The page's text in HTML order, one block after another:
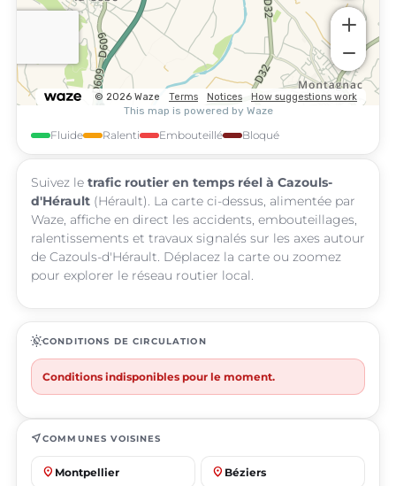
Fluide Ralenti Embouteillé Bloqué
Suivez le trafic routier en temps réel à Cazouls-
d'Hérault (Hérault). La carte ci-dessus, alimentée par
Waze, affiche en direct les accidents, embouteillages,
ralentissements et travaux signalés sur les axes autour
de Cazouls-d'Hérault. Déplacez la carte ou zoomez
pour explorer le réseau routier local.
routineCONDITIONS DE CIRCULATION
Conditions indisponibles pour le moment.
near_meCOMMUNES VOISINES
place Montpellier place Béziers